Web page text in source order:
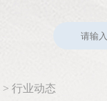
> 行业动态